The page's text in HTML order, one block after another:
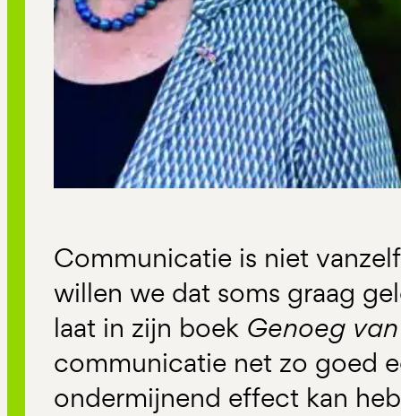
Communicatie is niet
willen we dat soms graag
laat in zijn boek Genoeg
communicatie net zo goed
ondermijnend effect kan